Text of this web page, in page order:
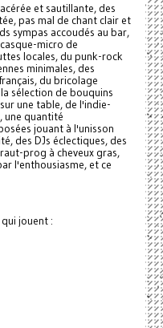
et sautillante, des
pas mal de chant clair et
sympas accoudés au bar,
micro de
locales, du punk-rock
minimales, des
du bricolage
sélection de bouquins
une table, de l'indie-
une quantité
jouant à l'unisson
des DJs éclectiques, des
prog à cheveux gras,
l'enthousiasme, et ce
jouent :